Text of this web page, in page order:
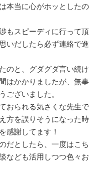
本当に心がホッとしたの
もスピーディに行って頂
いだしたら必ず連絡で進
のと、グダグダ言い続け
はかかりましたが、無事
ございました。
おられる気さくな先生で
方を誤りそうになった時
感謝してます！
だとしたら、一度はこち
なども活用しつつ色々お